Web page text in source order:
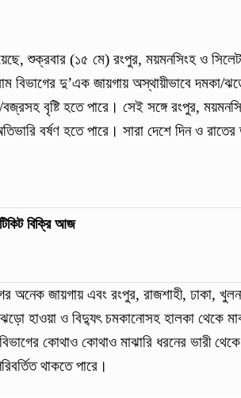
শুক্রবার (১৫ মে) রংপুর, ময়মনসিংহ ও
বিভাগের দু’এক জায়গায় অস্থায়ীভাবে দমকা/
বৃষ্টি হতে পারে। সেই সঙ্গে রংপুর,
বর্ষণ হতে পারে। সারা দেশে দিন ও রাতের
বিক্রি আজ
অনেক জায়গায় এবং রংপুর, রাজশাহী, ঢাকা,
হাওয়া ও বিদ্যুৎ চমকানোসহ হালকা থেকে
কোথাও কোথাও মাঝারি ধরনের ভারী
থাকতে পারে।